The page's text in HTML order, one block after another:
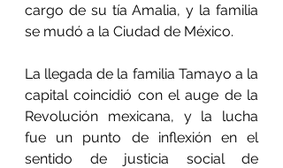
cargo de su tía Amalia, y la familia
se mudó a la Ciudad de México.
La llegada de la familia Tamayo a la
capital coincidió con el auge de la
Revolución mexicana, y la lucha
fue un punto de inflexión en el
sentido de justicia social de